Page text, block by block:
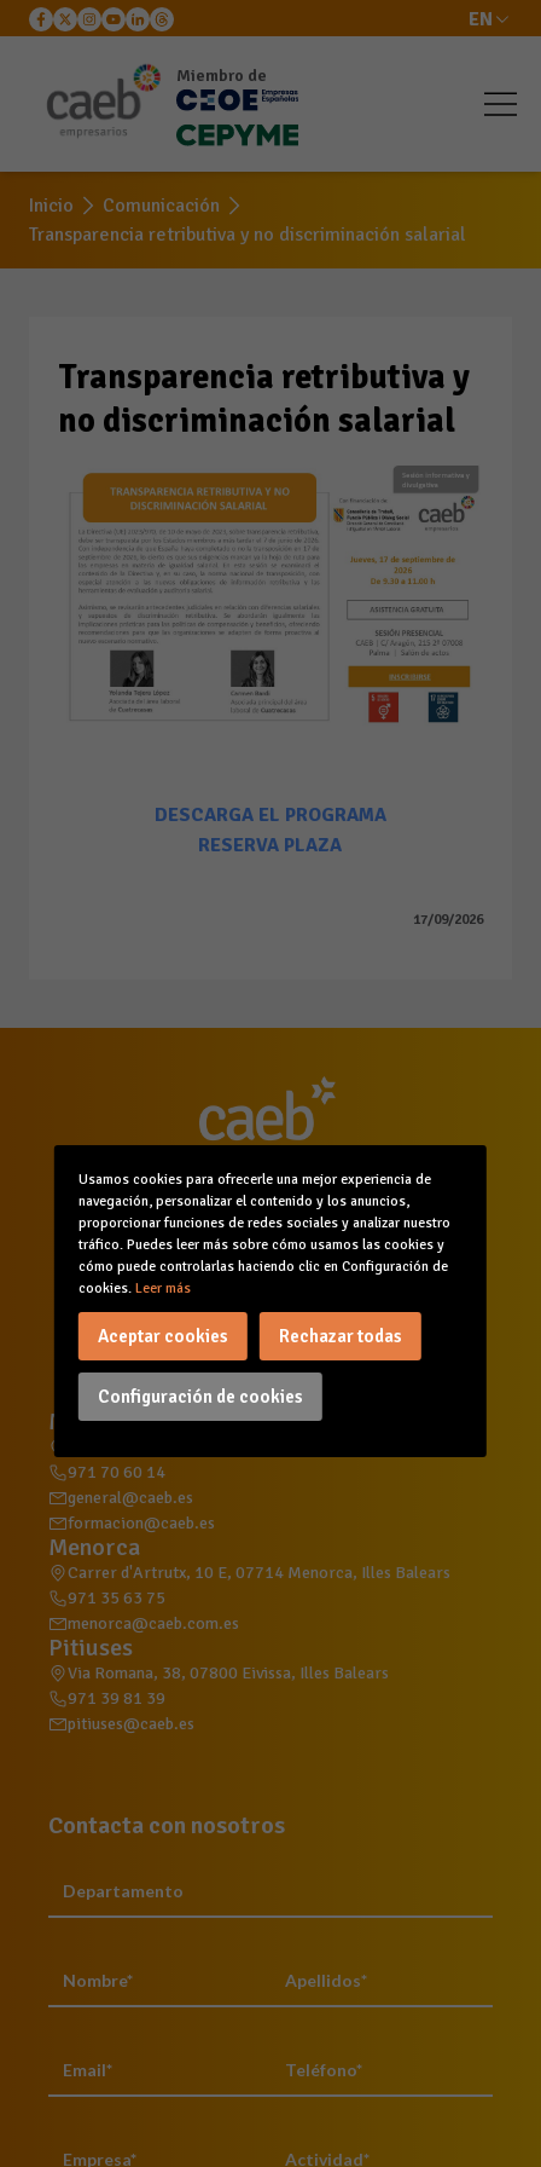
EN
Miembro de
Transparencia retributiva
y no discriminación
salarial
Inicio
Comunicación
Transparencia retributiva y no discriminación salarial
Transparencia retributiva y
no discriminación salarial
DESCARGA EL PROGRAMA
RESERVA PLAZA
17/09/2026
InicioQuiénes somosComunicación
Servicios
Canal de denuncias
Mallorca
971 70 60 14
general@caeb.es
formacion@caeb.es
Menorca
Carrer d'Artrutx, 10 E, 07714 Menorca, Illes Balears
971 35 63 75
menorca@caeb.com.es
Pitiuses
Via Romana, 38, 07800 Eivissa, Illes Balears
971 39 81 39
pitiuses@caeb.es
Contacta con nosotros
Usamos cookies para ofrecerle una mejor experiencia de
navegación, personalizar el contenido y los anuncios,
proporcionar funciones de redes sociales y analizar nuestro
tráfico. Puedes leer más sobre cómo usamos las cookies y
cómo puede controlarlas haciendo clic en Configuración de
cookies. Leer más
Configuración de cookies
Aceptar cookies Rechazar todas